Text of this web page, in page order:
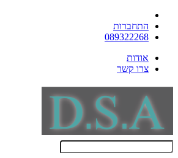
התחברות
089322268
אודות
צרו קשר